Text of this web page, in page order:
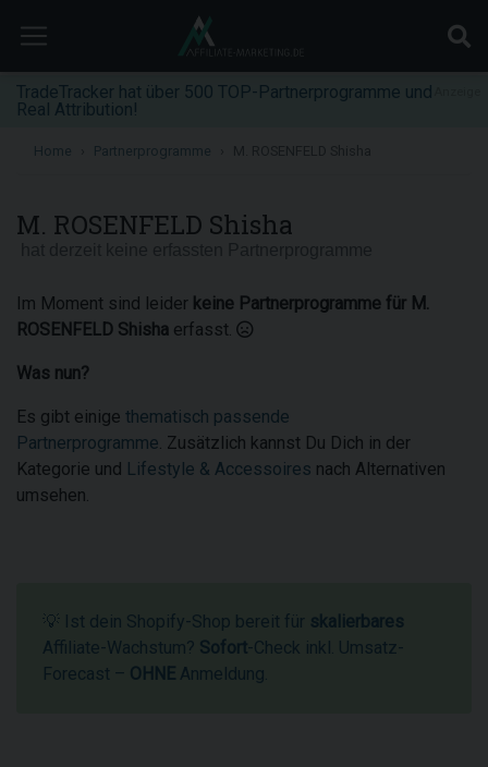
TradeTracker hat über 500 TOP-Partnerprogramme und
Real Attribution!
Home Partnerprogramme
M. ROSENFELD Shisha
Im Moment sind leider keine Partnerprogramme für M.
ROSENFELD Shisha erfasst.
Was nun?
Es gibt einige thematisch passende
Partnerprogramme. Zusätzlich kannst Du Dich in der
Kategorie und Lifestyle & Accessoires nach Alternativen
umsehen.
💡 Ist dein Shopify-Shop bereit für skalierbares
Affiliate-Wachstum? Sofort-Check inkl. Umsatz-
Forecast – OHNE Anmeldung.